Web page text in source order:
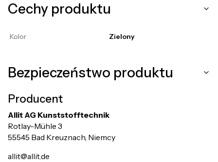
Cechy produktu
Kolor Zielony
Bezpieczeństwo produktu
Producent
Allit AG Kunststofftechnik
Rotlay-Mühle 3
55545 Bad Kreuznach, Niemcy
allit@allit.de